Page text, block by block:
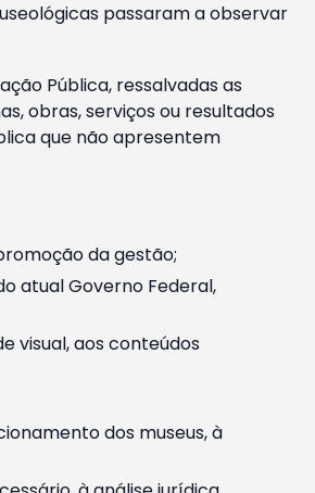
passaram a observar
Pública, ressalvadas as
obras, serviços ou resultados
que não apresentem
da gestão;
atual Governo Federal,
visual, aos conteúdos
dos museus, à